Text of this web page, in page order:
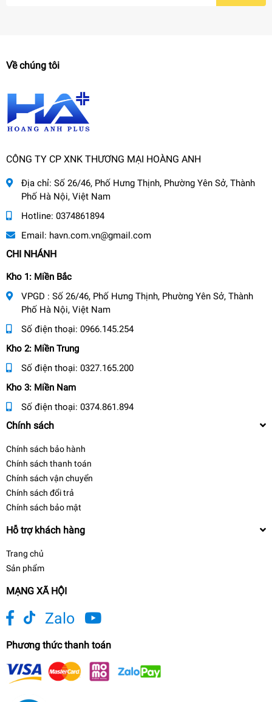
Về chúng tôi
CÔNG TY CP XNK THƯƠNG MẠI HOÀNG ANH
Địa chỉ: Số 26/46, Phố Hưng Thịnh, Phường Yên Sở, Thành
Phố Hà Nội, Việt Nam
Hotline: 0374861894
Email: havn.com.vn@gmail.com
CHI NHÁNH
Kho 1: Miền Bắc
VPGD : Số 26/46, Phố Hưng Thịnh, Phường Yên Sở, Thành
Phố Hà Nội, Việt Nam
Số điện thoại: 0966.145.254
Kho 2: Miền Trung
Số điện thoại: 0327.165.200
Kho 3: Miền Nam
Số điện thoại: 0374.861.894
Chính sách
Chính sách bảo hành
Chính sách thanh toán
Chính sách vận chuyển
Chính sách đổi trả
Chính sách bảo mật
Hỗ trợ khách hàng
Trang chủ
Sản phẩm
MẠNG XÃ HỘI
Zalo
Phương thức thanh toán